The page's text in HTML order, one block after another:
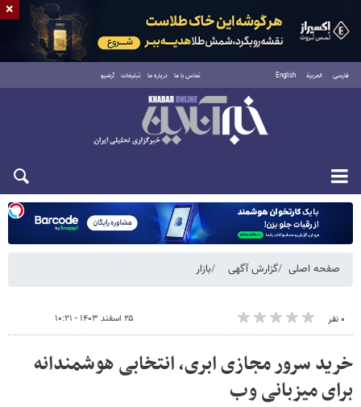
فارسی العربية English تماس با ما درباره ما تبلیغات آرشیو
شنبه ۱۷ مرداد ۱۴۰۵
صفحه اصلی گزارش آگهی بازار
۰ نفر ۲۵ اسفند ۱۴۰۳ - ۱۰:۲۱
خرید سرور مجازی ابری، انتخابی هوشمندانه
برای میزبانی وب
×